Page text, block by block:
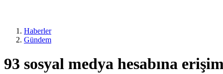
Haberler
Gündem
93 sosyal medya hesabına